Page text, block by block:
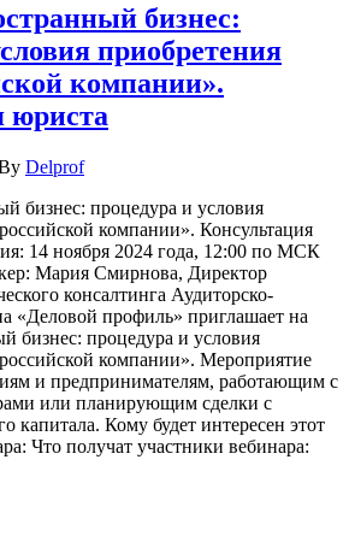
бизнес:
приобретения
компании».
юриста
Delprof
бизнес: процедура и условия
компании». Консультация
14 ноября 2024 года, 12:00 по МСК
Мария Смирнова, Директор
консалтинга Аудиторско-
«Деловой профиль» приглашает на
бизнес: процедура и условия
компании». Мероприятие
и предпринимателям, работающим с
или планирующим сделки с
капитала. Кому будет интересен этот
Что получат участники вебинара: